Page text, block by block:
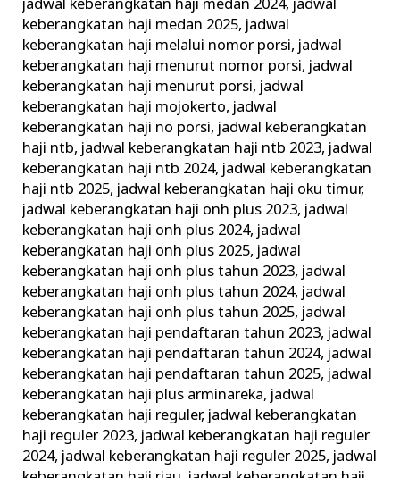
jadwal keberangkatan haji medan 2024, jadwal
keberangkatan haji medan 2025, jadwal
keberangkatan haji melalui nomor porsi, jadwal
keberangkatan haji menurut nomor porsi, jadwal
keberangkatan haji menurut porsi, jadwal
keberangkatan haji mojokerto, jadwal
keberangkatan haji no porsi, jadwal keberangkatan
haji ntb, jadwal keberangkatan haji ntb 2023, jadwal
keberangkatan haji ntb 2024, jadwal keberangkatan
haji ntb 2025, jadwal keberangkatan haji oku timur,
jadwal keberangkatan haji onh plus 2023, jadwal
keberangkatan haji onh plus 2024, jadwal
keberangkatan haji onh plus 2025, jadwal
keberangkatan haji onh plus tahun 2023, jadwal
keberangkatan haji onh plus tahun 2024, jadwal
keberangkatan haji onh plus tahun 2025, jadwal
keberangkatan haji pendaftaran tahun 2023, jadwal
keberangkatan haji pendaftaran tahun 2024, jadwal
keberangkatan haji pendaftaran tahun 2025, jadwal
keberangkatan haji plus arminareka, jadwal
keberangkatan haji reguler, jadwal keberangkatan
haji reguler 2023, jadwal keberangkatan haji reguler
2024, jadwal keberangkatan haji reguler 2025, jadwal